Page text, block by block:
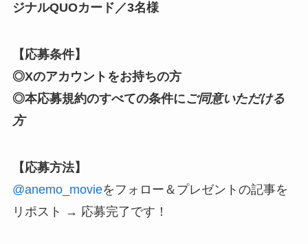
ジナルQUOカード／3名様
【応募条件】
◎Xのアカウントをお持ちの方
◎本応募規約のすべての条件にご同意いただける
方
【応募方法】
@anemo_movieをフォロー ＆プレゼントの記事を
リポスト → 応募完了です！